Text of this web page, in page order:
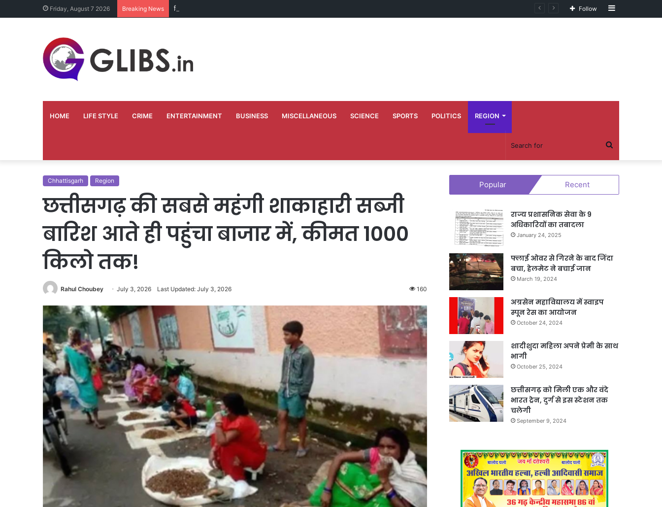
Friday, August 7 2026 Breaking News दिव्यांग भृत्य ने अपने 10 वर्ष के कार्यकाल की स्मृति में बच्चों को कराया न्योता भोज Sidebar
Follow
HOME LIFE STYLE CRIME ENTERTAINMENT BUSINESS MISCELLANEOUS SCIENCE SPORTS POLITICS REGION
Search
for
Chhattisgarh Region
छत्तीसगढ़ की सबसे महंगी शाकाहारी सब्जी
बारिश आते ही पहुंचा बाजार में, कीमत 1000
किलो तक!
Rahul Choubey July 3, 2026 Last Updated: July 3, 2026 160
Popular Recent
राज्य प्रशासनिक सेवा के 9
अधिकारियों का तबादला
January 24, 2025
फ्लाई ओवर से गिरने के बाद जिंदा
बचा, हेलमेट ने बचाई जान
March 19, 2024
अग्रसेन महाविद्यालय में स्वाइप
स्पून रेस का आयोजन
October 24, 2024
शादीशुदा महिला अपने प्रेमी के साथ
भागी
October 25, 2024
छत्तीसगढ़ को मिली एक और वंदे
भारत ट्रेन, दुर्ग से इस स्टेशन तक
चलेगी
September 9, 2024